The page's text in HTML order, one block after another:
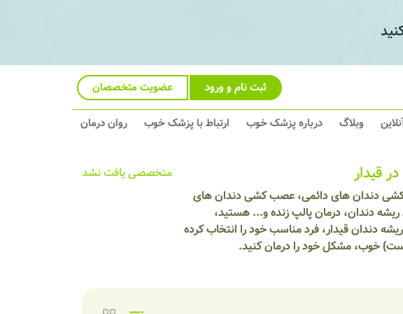
ثبت نام و ورود عضویت متخصصان
وبلاگ درباره پزشک خوب ارتباط با پزشک خوب روان درمان
قیدار
کشی دندان های دائمی، عصب کشی دندان های
دندان، درمان پالپ زنده و... هستید،
دندان قیدار، فرد مناسب خود را انتخاب کرده
خوب، مشکل خود را درمان کنید.
متخصصی یافت نشد